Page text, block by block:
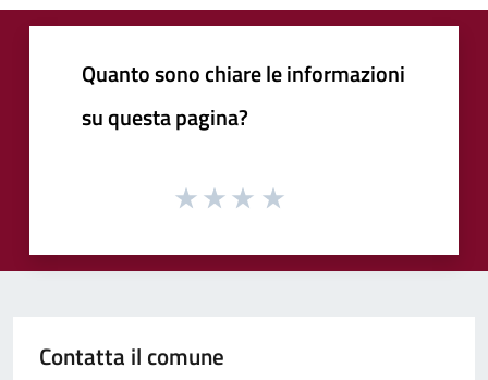
Quanto sono chiare le informazioni
su questa pagina?
Contatta il comune